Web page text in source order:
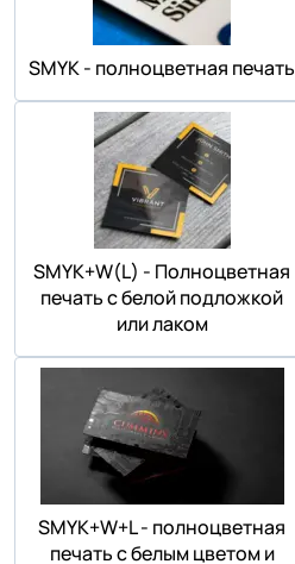
SMYK - полноцветная печать
SMYK+W(L) - Полноцветная
печать с белой подложкой
или лаком
SMYK+W+L - полноцветная
печать с белым цветом и